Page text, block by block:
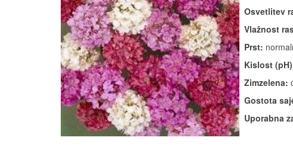
Osvetlitev
Vlažnost
Prst:
Kislost
Zimzelena:
Gostota
Uporabna